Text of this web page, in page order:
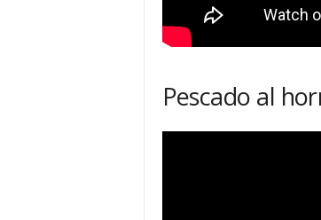
Pescado al